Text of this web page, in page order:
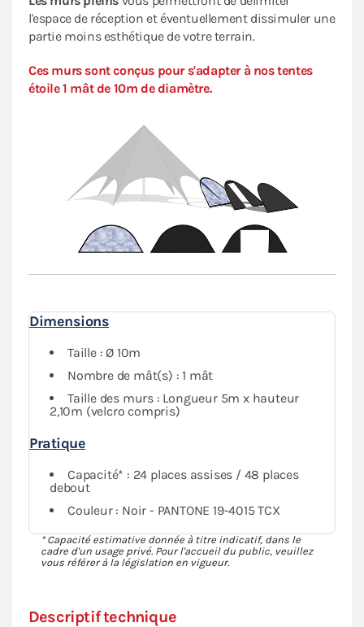
l'espace de réception et éventuellement dissimuler une
partie moins esthétique de votre terrain.
Ces murs sont conçus pour s'adapter à nos tentes
étoile 1 mât de 10m de diamètre.
Descriptif technique
Dimensions
Taille : Ø 10m
Nombre de mât(s) : 1 mât
Taille des murs : Longueur 5m x hauteur
2,10m (velcro compris)
Pratique
Capacité* : 24 places assises / 48 places
debout
Couleur : Noir - PANTONE 19-4015 TCX
* Capacité estimative donnée à titre indicatif, dans le
cadre d'un usage privé. Pour l'accueil du public, veuillez
vous référer à la législation en vigueur.